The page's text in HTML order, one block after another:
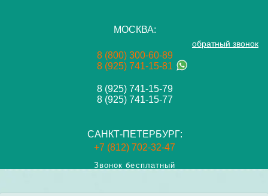
МОСКВА:
обратный звонок
8 (800) 300-60-89
8 (925) 741-15-81
8 (925) 741-15-79
8 (925) 741-15-77
САНКТ-ПЕТЕРБУРГ:
+7 (812) 702-32-47
Звонок бесплатный